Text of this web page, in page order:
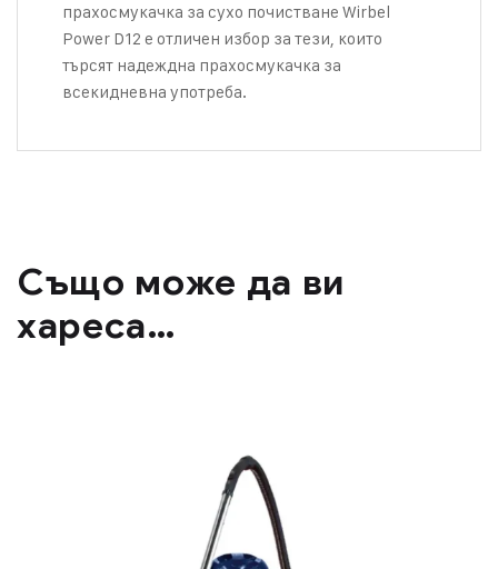
прахосмукачка за сухо почистване Wirbel
Power D12 е отличен избор за тези, които
търсят надеждна прахосмукачка за
всекидневна употреба.
Също може да ви
хареса…